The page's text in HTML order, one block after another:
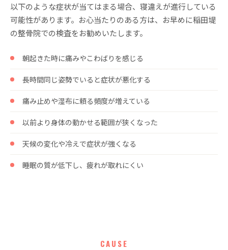
以下のような症状が当てはまる場合、寝違えが進行している
可能性があります。お心当たりのある方は、お早めに稲田堤
の整骨院での検査をお勧めいたします。
朝起きた時に痛みやこわばりを感じる
長時間同じ姿勢でいると症状が悪化する
痛み止めや湿布に頼る頻度が増えている
以前より身体の動かせる範囲が狭くなった
天候の変化や冷えで症状が強くなる
睡眠の質が低下し、疲れが取れにくい
CAUSE